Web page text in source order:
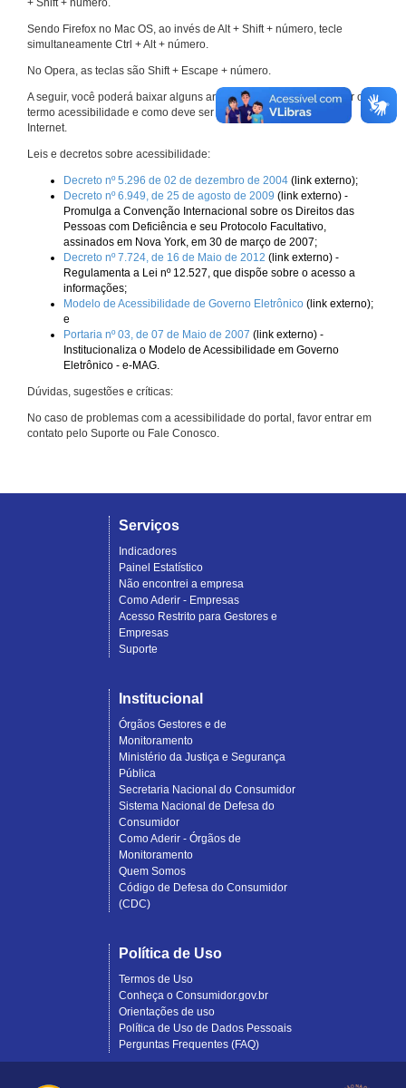
+ Shift + número.
Sendo Firefox no Mac OS, ao invés de Alt + Shift + número, tecle
simultaneamente Ctrl + Alt + número.
No Opera, as teclas são Shift + Escape + número.
A seguir, você poderá baixar alguns arquivos que explicam melhor o
termo acessibilidade e como deve ser implementado nos sites da
Internet.
Leis e decretos sobre acessibilidade:
Decreto nº 5.296 de 02 de dezembro de 2004 (link externo);
Decreto nº 6.949, de 25 de agosto de 2009 (link externo) -
Promulga a Convenção Internacional sobre os Direitos das
Pessoas com Deficiência e seu Protocolo Facultativo,
assinados em Nova York, em 30 de março de 2007;
Decreto nº 7.724, de 16 de Maio de 2012 (link externo) -
Regulamenta a Lei nº 12.527, que dispõe sobre o acesso a
informações;
Modelo de Acessibilidade de Governo Eletrônico (link externo);
e
Portaria nº 03, de 07 de Maio de 2007 (link externo) -
Institucionaliza o Modelo de Acessibilidade em Governo
Eletrônico - e-MAG.
Dúvidas, sugestões e críticas:
No caso de problemas com a acessibilidade do portal, favor entrar em
contato pelo Suporte ou Fale Conosco.
Serviços
Indicadores
Painel Estatístico
Não encontrei a empresa
Como Aderir - Empresas
Acesso Restrito para Gestores e
Empresas
Suporte
Institucional
Órgãos Gestores e de
Monitoramento
Ministério da Justiça e Segurança
Pública
Secretaria Nacional do Consumidor
Sistema Nacional de Defesa do
Consumidor
Como Aderir - Órgãos de
Monitoramento
Quem Somos
Código de Defesa do Consumidor
(CDC)
Política de Uso
Termos de Uso
Conheça o Consumidor.gov.br
Orientações de uso
Política de Uso de Dados Pessoais
Perguntas Frequentes (FAQ)